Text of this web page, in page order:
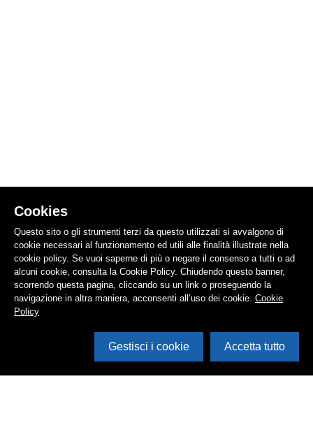
Apri i filtri
Cookies
Questo sito o gli strumenti terzi da questo utilizzati si avvalgono di
cookie necessari al funzionamento ed utili alle finalità illustrate nella
cookie policy. Se vuoi saperne di più o negare il consenso a tutti o ad
alcuni cookie, consulta la Cookie Policy. Chiudendo questo banner,
scorrendo questa pagina, cliccando su un link o proseguendo la
navigazione in altra maniera, acconsenti all’uso dei cookie. Cookie
Policy
Gestisci i cookie Accetta tutto